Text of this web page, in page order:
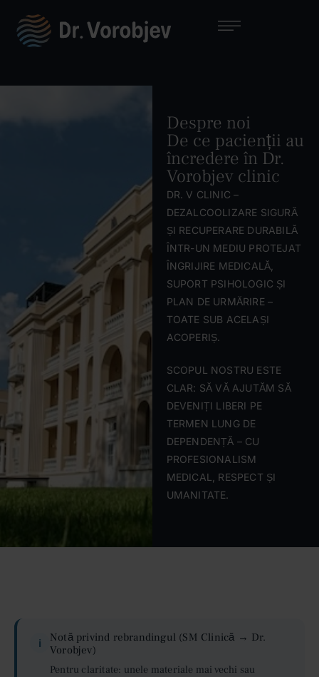
Despre noi
De ce pacienții au
încredere în Dr.
Vorobjev clinic
DR. V CLINIC –
DEZALCOOLIZARE SIGURĂ
ȘI RECUPERARE DURABILĂ
ÎNTR-UN MEDIU PROTEJAT
ÎNGRIJIRE MEDICALĂ,
SUPORT PSIHOLOGIC ȘI
PLAN DE URMĂRIRE –
TOATE SUB ACELAȘI
ACOPERIȘ.
SCOPUL NOSTRU ESTE
CLAR: SĂ VĂ AJUTĂM SĂ
DEVENIȚI LIBERI PE
TERMEN LUNG DE
DEPENDENȚĂ – CU
PROFESIONALISM
MEDICAL, RESPECT ȘI
UMANITATE.
i
Notă privind rebrandingul (SM Clinică → Dr.
Vorobjev)
Pentru claritate: unele materiale mai vechi sau